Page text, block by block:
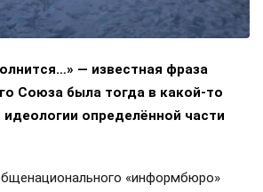
— известная фраза
Союза была тогда в какой-то
определённой части
«информбюро»